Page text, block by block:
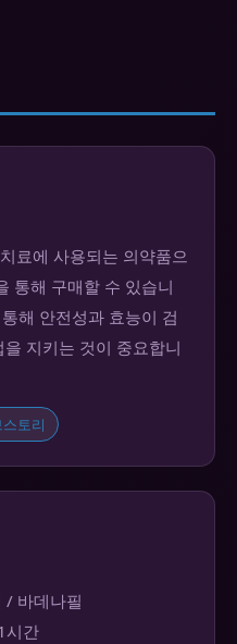
료에 사용되는 의약품으
통해 구매할 수 있습니
해 안전성과 효능이 검
지키는 것이 중요합니
토리
/ 바데나필
시간